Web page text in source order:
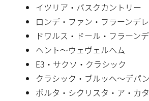
イツリア・バスクカントリー
ロンデ・ファン・フラーンデ
ドワルス・ドール・フラーン
ヘント〜ウェヴェルヘム
E3・サクソ・クラシック
クラシック・ブルッヘ〜デパ
ボルタ・シクリスタ・ア・カ